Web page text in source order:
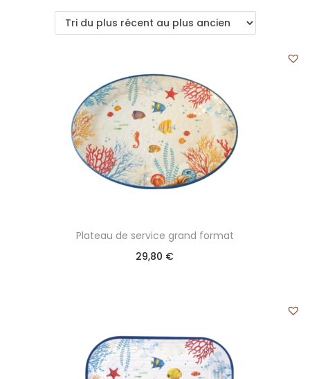
Plateau de service grand format
29,80 €